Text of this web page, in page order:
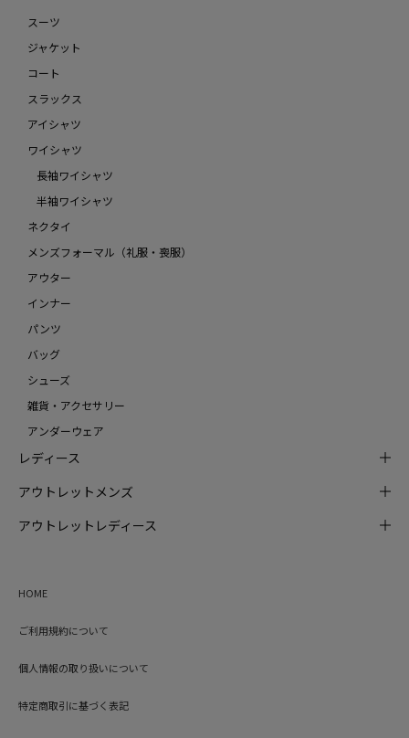
スーツ
ジャケット
コート
スラックス
アイシャツ
ワイシャツ
長袖ワイシャツ
半袖ワイシャツ
ネクタイ
メンズフォーマル（礼服・喪服）
アウター
インナー
パンツ
バッグ
シューズ
雑貨・アクセサリー
アンダーウェア
レディース
アウトレットメンズ
アウトレットレディース
HOME
ご利用規約について
個人情報の取り扱いについて
特定商取引に基づく表記